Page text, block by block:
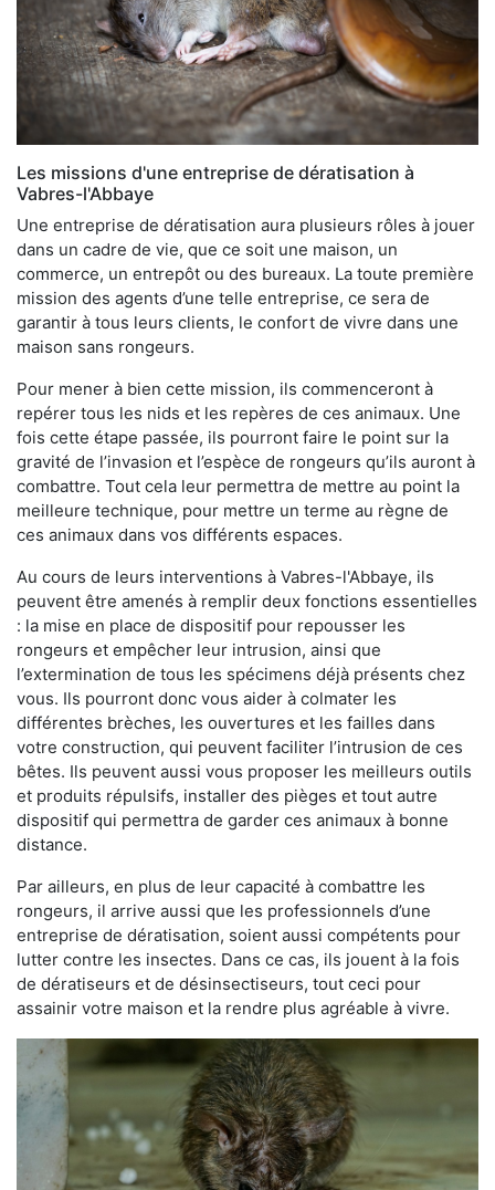
Les missions d'une entreprise de dératisation à
Vabres-l'Abbaye
Une entreprise de dératisation aura plusieurs rôles à jouer
dans un cadre de vie, que ce soit une maison, un
commerce, un entrepôt ou des bureaux. La toute première
mission des agents d’une telle entreprise, ce sera de
garantir à tous leurs clients, le confort de vivre dans une
maison sans rongeurs.
Pour mener à bien cette mission, ils commenceront à
repérer tous les nids et les repères de ces animaux. Une
fois cette étape passée, ils pourront faire le point sur la
gravité de l’invasion et l’espèce de rongeurs qu’ils auront à
combattre. Tout cela leur permettra de mettre au point la
meilleure technique, pour mettre un terme au règne de
ces animaux dans vos différents espaces.
Au cours de leurs interventions à Vabres-l'Abbaye, ils
peuvent être amenés à remplir deux fonctions essentielles
: la mise en place de dispositif pour repousser les
rongeurs et empêcher leur intrusion, ainsi que
l’extermination de tous les spécimens déjà présents chez
vous. Ils pourront donc vous aider à colmater les
différentes brèches, les ouvertures et les failles dans
votre construction, qui peuvent faciliter l’intrusion de ces
bêtes. Ils peuvent aussi vous proposer les meilleurs outils
et produits répulsifs, installer des pièges et tout autre
dispositif qui permettra de garder ces animaux à bonne
distance.
Par ailleurs, en plus de leur capacité à combattre les
rongeurs, il arrive aussi que les professionnels d’une
entreprise de dératisation, soient aussi compétents pour
lutter contre les insectes. Dans ce cas, ils jouent à la fois
de dératiseurs et de désinsectiseurs, tout ceci pour
assainir votre maison et la rendre plus agréable à vivre.